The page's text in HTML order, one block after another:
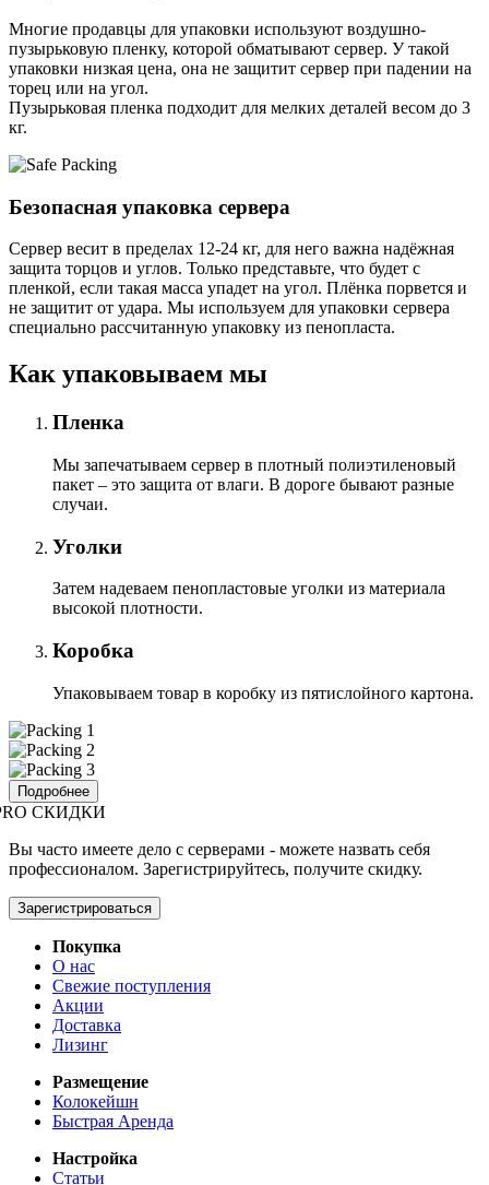
Многие продавцы для упаковки используют воздушно-
пузырьковую пленку, которой обматывают сервер. У такой
упаковки низкая цена, она не защитит сервер при падении на
торец или на угол.
Пузырьковая пленка подходит для мелких деталей весом до 3
кг.
Безопасная упаковка сервера
Сервер весит в пределах 12-24 кг, для него важна надёжная
защита торцов и углов. Только представьте, что будет с
пленкой, если такая масса упадет на угол. Плёнка порвется и
не защитит от удара. Мы используем для упаковки сервера
специально расcчитанную упаковку из пенопласта.
Как упаковываем мы
Пленка
Мы запечатываем сервер в плотный полиэтиленовый
пакет – это защита от влаги. В дороге бывают разные
случаи.
Уголки
Затем надеваем пенопластовые уголки из материала
высокой плотности.
Коробка
Упаковываем товар в коробку из пятислойного картона.
Подробнее
СКИДКИ
Вы часто имеете дело с серверами - можете назвать себя
профессионалом. Зарегистрируйтесь, получите скидку.
Зарегистрироваться
Покупка
О нас
Свежие поступления
Акции
Доставка
Лизинг
Размещение
Колокейшн
Быстрая Аренда
Настройка
Статьи